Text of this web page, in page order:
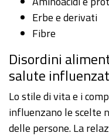
Erbe e derivati
Fibre
Disordini
salute
Lo stile di vita e i
influenzano le scelte
delle persone. La